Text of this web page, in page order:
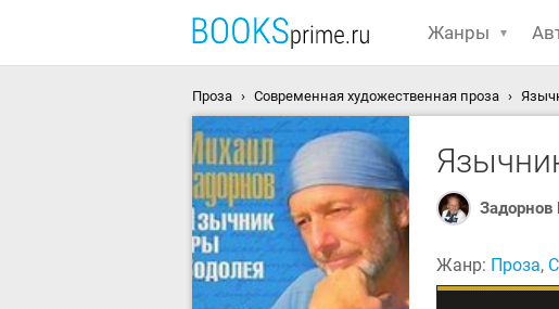
Жанры
Проза Современная художественная проза
Жанр: Проза,